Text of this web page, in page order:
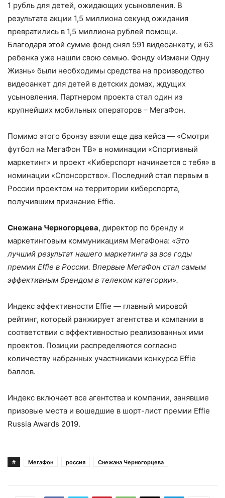
1 рубль для детей, ожидающих усыновления. В
результате акции 1,5 миллиона секунд ожидания
превратились в 1,5 миллиона рублей помощи.
Благодаря этой сумме фонд снял 591 видеоанкету, и 63
ребенка уже нашли свою семью. Фонду «Измени Одну
Жизнь» были необходимы средства на производство
видеоанкет для детей в детских домах, ждущих
усыновления. Партнером проекта стал один из
крупнейших мобильных операторов – МегаФон.
Помимо этого бронзу взяли еще два кейса — «Смотри
футбол на МегаФон ТВ» в номинации «Спортивный
маркетинг» и проект «Киберспорт начинается с тебя» в
номинации «Спонсорство». Последний стал первым в
России проектом на территории киберспорта,
получившим признание Effie.
Снежана Черногорцева, директор по бренду и
маркетинговым коммуникациям МегаФона: «Это
лучший результат нашего маркетинга за все годы
премии Effie в России. Впервые МегаФон стал самым
эффективным брендом в телеком категории».
Индекс эффективности Effie — главный мировой
рейтинг, который ранжирует агентства и компании в
соответствии с эффективностью реализованных ими
проектов. Позиции распределяются согласно
количеству набранных участниками конкурса Effie
баллов.
Индекс включает все агентства и компании, занявшие
призовые места и вошедшие в шорт-лист премии Effie
Russia Awards 2019.
# МегаФон россия Снежана Черногорцева